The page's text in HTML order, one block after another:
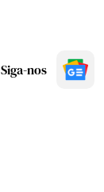
Siga-nos